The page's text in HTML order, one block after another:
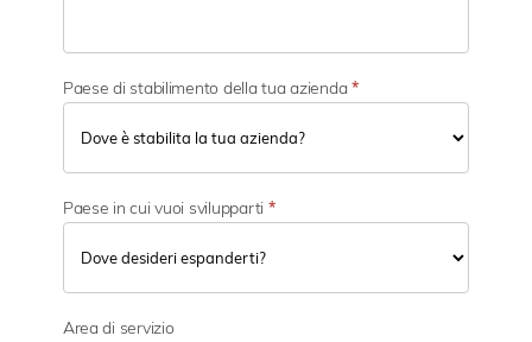
Paese di stabilimento della tua azienda *
Paese in cui vuoi svilupparti *
Area di servizio